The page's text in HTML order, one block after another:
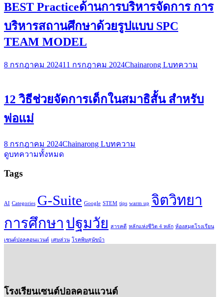
BEST Practiceด้านการบริหารจัดการ การ
บริหารสถานศึกษาด้วยรูปแบบ SPC
TEAM MODEL
8 กรกฎาคม 202411 กรกฎาคม 2024Chainarong Lบทความ
12 วิธีช่วยจัดการเด็กในสมาธิสั้น สำหรับ
พ่อแม่
8 กรกฎาคม 2024Chainarong Lบทความ
ดูบทความทั้งหมด
Tags
AI Categories G-Suite Google STEM tips warm up จิตวิทยา
การศึกษา ปฐมวัย สารคดี หลักแห่งชีวิต 4 หลัก ห้องสมุดโรงเรียน
เซนต์ปอลคอนแวนต์ เศษส่วน โรคพิษสุนัขบ้า
โรงเรียนเซนต์ปอลคอนแวนต์